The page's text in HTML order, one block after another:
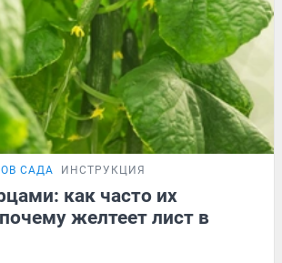
САДА ИНСТРУКЦИЯ
как часто их
желтеет лист в